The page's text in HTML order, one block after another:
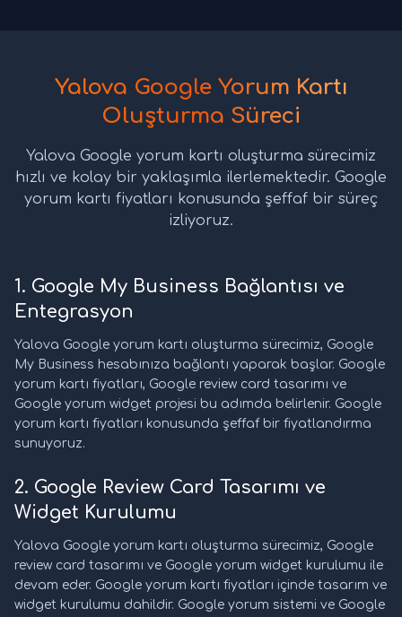
Yalova Google Yorum Kartı
Oluşturma Süreci
Yalova Google yorum kartı oluşturma sürecimiz
hızlı ve kolay bir yaklaşımla ilerlemektedir. Google
yorum kartı fiyatları konusunda şeffaf bir süreç
izliyoruz.
1. Google My Business Bağlantısı ve
Entegrasyon
Yalova Google yorum kartı oluşturma sürecimiz, Google
My Business hesabınıza bağlantı yaparak başlar. Google
yorum kartı fiyatları, Google review card tasarımı ve
Google yorum widget projesi bu adımda belirlenir. Google
yorum kartı fiyatları konusunda şeffaf bir fiyatlandırma
sunuyoruz.
2. Google Review Card Tasarımı ve
Widget Kurulumu
Yalova Google yorum kartı oluşturma sürecimiz, Google
review card tasarımı ve Google yorum widget kurulumu ile
devam eder. Google yorum kartı fiyatları içinde tasarım ve
widget kurulumu dahildir. Google yorum sistemi ve Google